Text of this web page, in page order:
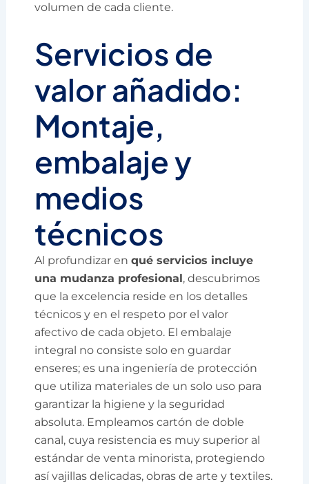
volumen de cada cliente.
Servicios de
valor añadido:
Montaje,
embalaje y
medios
técnicos
Al profundizar enqué servicios incluye
una mudanza profesional , descubrimos
que la excelencia reside en los detalles
técnicos y en el respeto por el valor
afectivo de cada objeto. El embalaje
integral no consiste solo en guardar
enseres; es una ingeniería de protección
que utiliza materiales de un solo uso para
garantizar la higiene y la seguridad
absoluta. Empleamos cartón de doble
canal, cuya resistencia es muy superior al
estándar de venta minorista, protegiendo
así vajillas delicadas, obras de arte y textiles.